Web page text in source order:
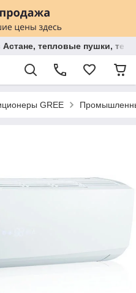
тепловые пушки,
GREE